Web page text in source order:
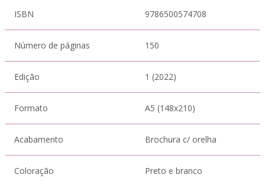
ISBN 9786500574708
Número de páginas 150
Edição 1 (2022)
Formato A5 (148x210)
Acabamento Brochura c/ orelha
Coloração Preto e branco